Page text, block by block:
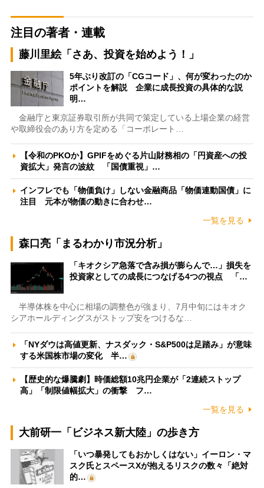
注目の著者・連載
藤川里絵「さあ、投資を始めよう！」
5年ぶり改訂の「CGコード」、何が変わったのか
ポイントを解説 企業に成長投資の具体的な説
明…
金融庁と東京証券取引所が共同で策定している上場企業の経営
や取締役会のあり方を定める「コーポレート…
【令和のPKOか】GPIFをめぐる片山財務相の「円資産への投
資拡大」発言の波紋 「国債重視」…
インフレでも「物価負け」しない金融商品「物価連動国債」に
注目 元本が物価の動きに合わせ…
一覧を見る
森口亮「まるわかり市況分析」
「キオクシア急落で含み損が膨らんで…」損失を
投資家としての成長につなげる4つの視点 「…
半導体株を中心に相場の調整色が強まり、7月中旬にはキオク
シアホールディングスがストップ安をつけるな…
「NYダウは高値更新、ナスダック・S&P500は足踏み」が意味
する米国株市場の変化 半…
【歴史的な爆騰劇】時価総額10兆円企業が「2連続ストップ
高」「制限値幅拡大」の衝撃 フ…
一覧を見る
大前研一「ビジネス新大陸」の歩き方
「いつ暴発してもおかしくはない」イーロン・マ
スク氏とスペースXが抱えるリスクの数々「絶対
的…